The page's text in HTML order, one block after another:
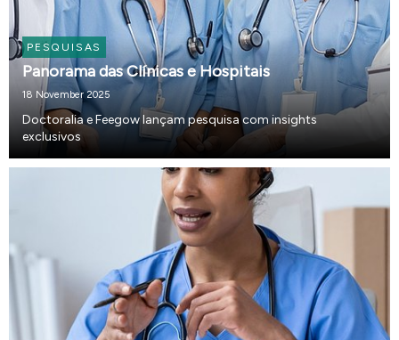
PESQUISAS
Panorama das Clínicas e Hospitais
18 November 2025
Doctoralia e Feegow lançam pesquisa com insights
exclusivos